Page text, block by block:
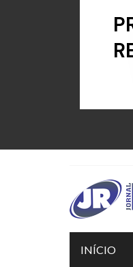
INÍCIO